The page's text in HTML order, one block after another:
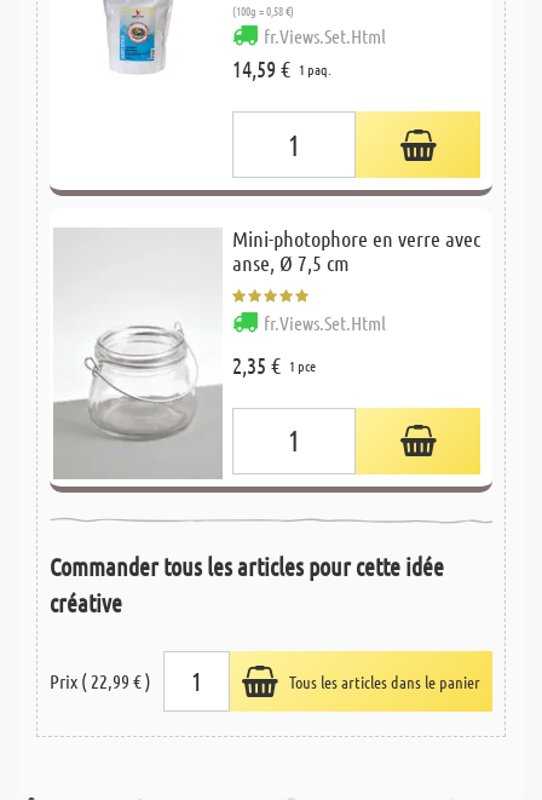
(100g = 0,58 €)
fr.Views.Set.Html
14,59 € 1 paq.
Mini-photophore en verre avec
anse, Ø 7,5 cm
fr.Views.Set.Html
2,35 € 1 pce
Commander tous les articles pour cette idée
créative
Prix ( 22,99 € ) Tous les articles dans le panier